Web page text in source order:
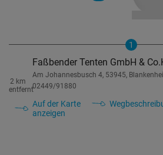
1
Faßbender Tenten GmbH &
Am Johannesbusch 4, 53945,
02449/91880
2 km
entfernt
Auf der Karte
anzeigen